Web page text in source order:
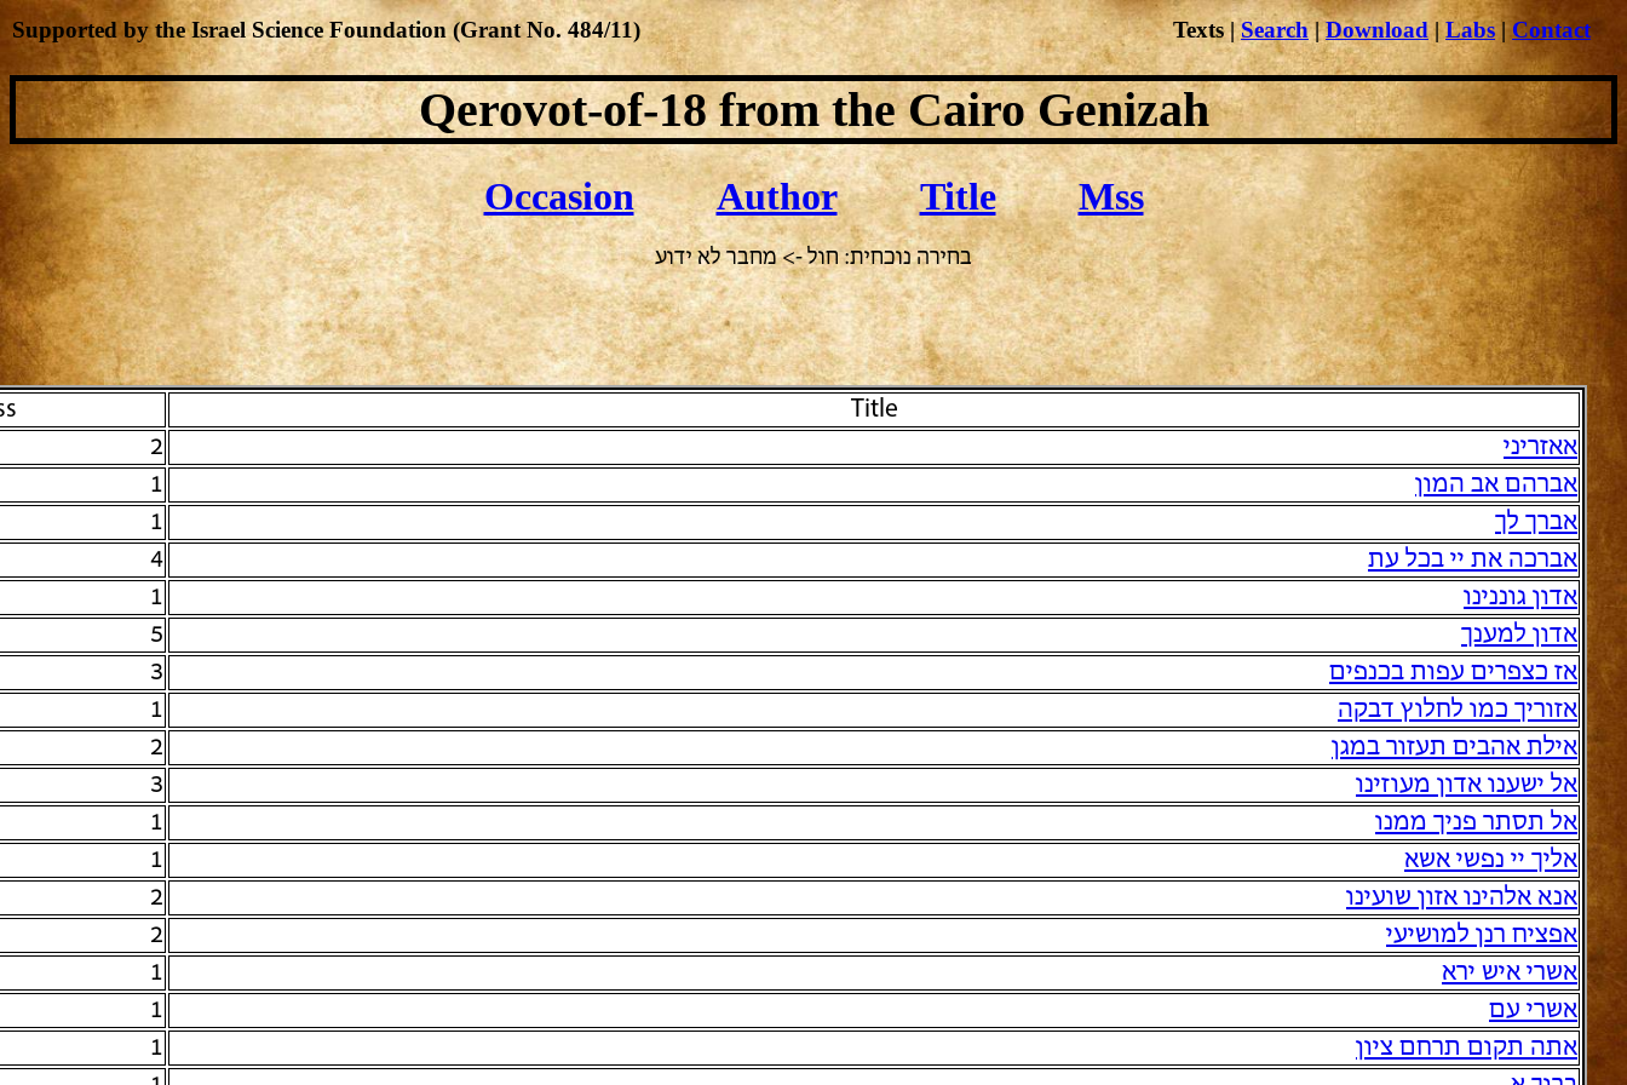
Qerovot-of-18from the Cairo Genizah
Occasion Author Title Mss
בחירה נוכחית: חול -> מחבר לא ידוע
Title
#
אאזריני
2
אברהם אב המון
1
אברך לך
1
אברכה את יי בכל עת
4
אדון גוננינו
1
אדון למענך
5
אז כצפרים עפות בכנפים
3
אזוריך כמו לחלוץ דבקה
1
אילת אהבים תעזור במגן
2
אל ישענו אדון מעוזינו
3
אל תסתר פניך ממנו
1
אליך יי נפשי אשא
1
אנא אלהינו אזון שועינו
2
אפציח רנן למושיעי
2
אשרי איש ירא
1
אשרי עם
1
אתה תקום תרחם ציון
1
Texts|Search|Download|Labs | Contact
Supported by the Israel Science Foundation (Grant No. 484/11)